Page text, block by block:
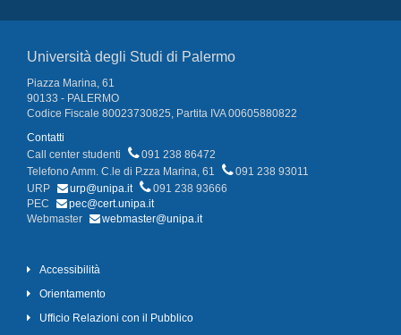
Università degli Studi di Palermo
Piazza Marina, 61
90133 - PALERMO
Codice Fiscale 80023730825, Partita IVA 00605880822
Contatti
Call center studenti
091 238 86472
Telefono Amm. C.le di P.zza Marina, 61
091 238 93011
URP
urp@unipa.it
091 238 93666
PEC
pec@cert.unipa.it
Webmaster
webmaster@unipa.it
Accessibilità
Orientamento
Ufficio Relazioni con il Pubblico